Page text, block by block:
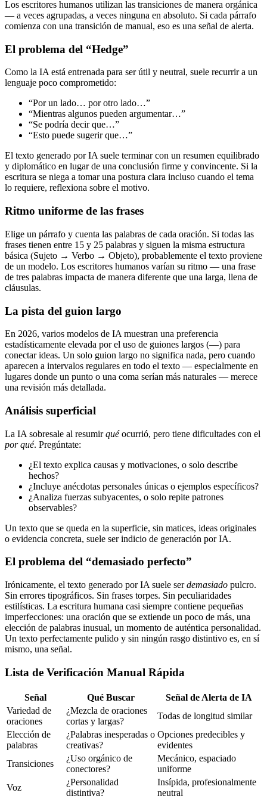
Los escritores humanos utilizan las transiciones de manera orgánica
— a veces agrupadas, a veces ninguna en absoluto. Si cada párrafo
comienza con una transición de manual, eso es una señal de alerta.
El problema del “Hedge”
Como la IA está entrenada para ser útil y neutral, suele recurrir a un
lenguaje poco comprometido:
“Por un lado… por otro lado…”
“Mientras algunos pueden argumentar…”
“Se podría decir que…”
“Esto puede sugerir que…”
El texto generado por IA suele terminar con un resumen equilibrado
y diplomático en lugar de una conclusión firme y convincente. Si la
escritura se niega a tomar una postura clara incluso cuando el tema
lo requiere, reflexiona sobre el motivo.
Ritmo uniforme de las frases
Elige un párrafo y cuenta las palabras de cada oración. Si todas las
frases tienen entre 15 y 25 palabras y siguen la misma estructura
básica (Sujeto → Verbo → Objeto), probablemente el texto proviene
de un modelo. Los escritores humanos varían su ritmo — una frase
de tres palabras impacta de manera diferente que una larga, llena de
cláusulas.
La pista del guion largo
En 2026, varios modelos de IA muestran una preferencia
estadísticamente elevada por el uso de guiones largos (—) para
conectar ideas. Un solo guion largo no significa nada, pero cuando
aparecen a intervalos regulares en todo el texto — especialmente en
lugares donde un punto o una coma serían más naturales — merece
una revisión más detallada.
Análisis superficial
La IA sobresale al resumirquéocurrió, pero tiene dificultades con el
por qué. Pregúntate:
¿El texto explica causas y motivaciones, o solo describe
hechos?
¿Incluye anécdotas personales únicas o ejemplos específicos?
¿Analiza fuerzas subyacentes, o solo repite patrones
observables?
Un texto que se queda en la superficie, sin matices, ideas originales
o evidencia concreta, suele ser indicio de generación por IA.
El problema del “demasiado perfecto”
Irónicamente, el texto generado por IA suele serdemasiado pulcro.
Sin errores tipográficos. Sin frases torpes. Sin peculiaridades
estilísticas. La escritura humana casi siempre contiene pequeñas
imperfecciones: una oración que se extiende un poco de más, una
elección de palabras inusual, un momento de auténtica personalidad.
Un texto perfectamente pulido y sin ningún rasgo distintivo es, en sí
mismo, una señal.
Lista de Verificación Manual Rápida
Señal Qué Buscar
Señal de Alerta de IA
Variedad de
oraciones
¿Mezcla de oraciones
cortas y largas?
Todas de longitud similar
Elección de
palabras
¿Palabras inesperadas o
creativas?
Opciones predecibles y
evidentes
Transiciones
¿Uso orgánico de
conectores?
Mecánico, espaciado
uniforme
Voz
¿Personalidad
distintiva?
Insípida, profesionalmente
neutral